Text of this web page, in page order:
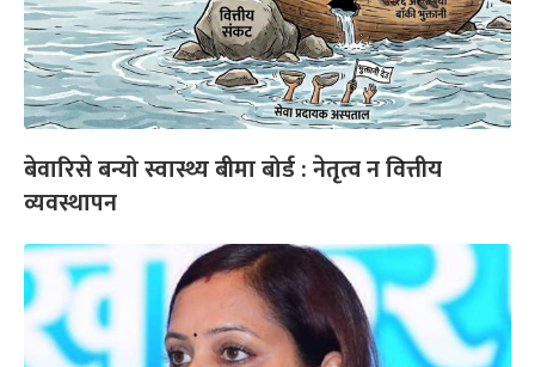
बेवारिसे बन्यो स्वास्थ्य बीमा बोर्ड : नेतृत्व न वित्तीय
व्यवस्थापन